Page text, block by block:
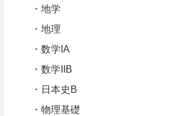
地学
地理
数学IA
数学IIB
日本史B
物理基礎